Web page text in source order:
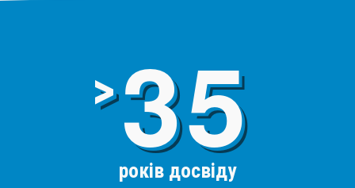
>3
років досвіду